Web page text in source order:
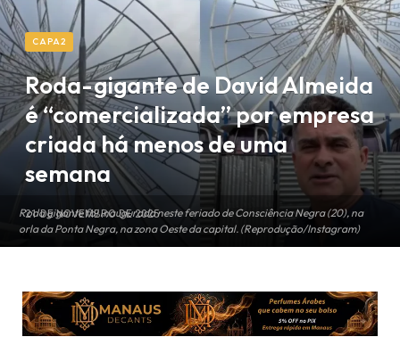
Roda gigante foi inaugurada neste feriado de Consciência Negra (20), na
orla da Ponta Negra, na zona Oeste da capital. (Reprodução/Instagram)
CAPA2
Roda-gigante de David Almeida
é “comercializada” por empresa
criada há menos de uma
semana
21 DE NOVEMBRO DE 2025